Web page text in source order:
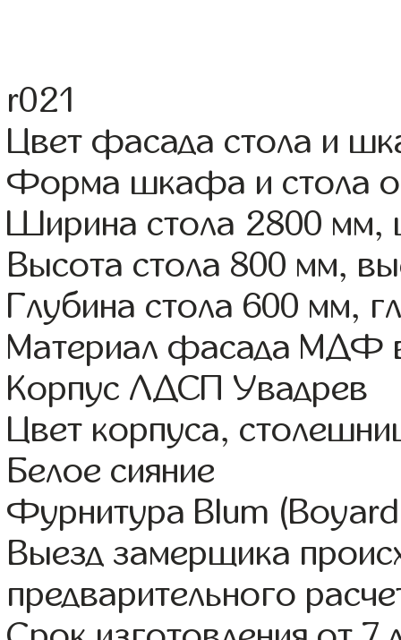
r021
Цвет фасада стола и
Форма шкафа и стола
Ширина стола 2800
Высота стола 800 мм,
Глубина стола 600 мм,
Материал фасада МДФ
Корпус ЛДСП Увадрев
Цвет корпуса,
Белое сияние
Фурнитура Blum
Выезд замерщика
предварительного